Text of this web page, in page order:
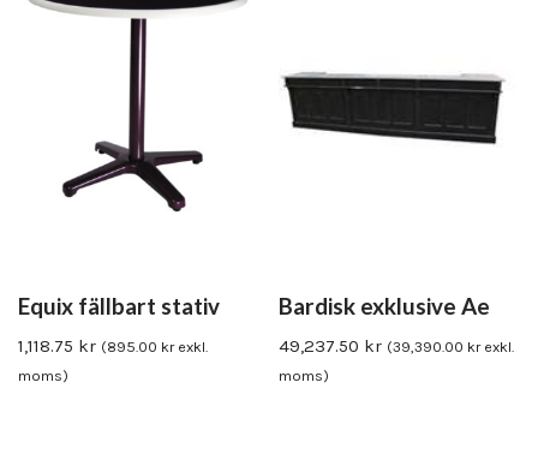
Equix fällbart stativ
1,118.75 kr (895.00 krexkl.
moms)
Bardisk exklusive Ae
49,237.50 kr (39,390.00 krexkl.
moms)